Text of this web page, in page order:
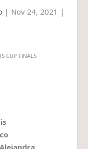
| Nov 24, 2021 |